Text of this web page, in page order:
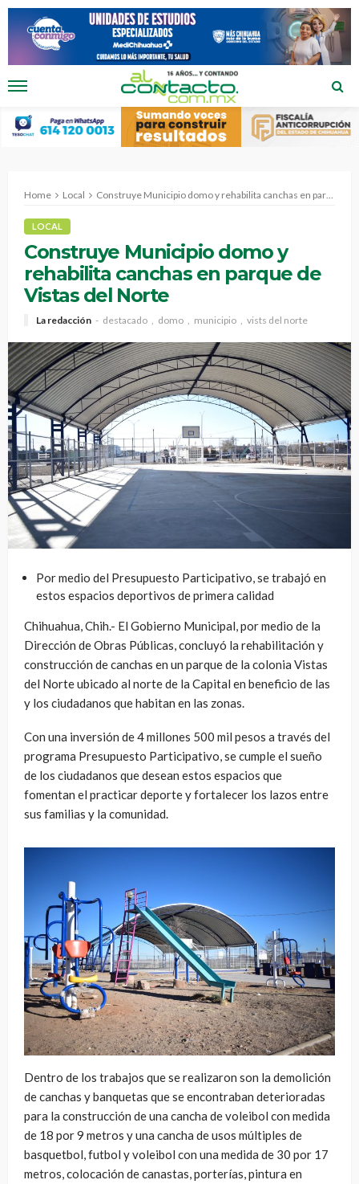
Home Local Construye Municipio domo y rehabilita canchas en parque de Vistas del Norte
LOCAL
Construye Municipio domo y
rehabilita canchas en parque de
Vistas del Norte
La redacción destacado domo municipio vists del norte
Por medio del Presupuesto Participativo, se trabajó en
estos espacios deportivos de primera calidad
Chihuahua, Chih.- El Gobierno Municipal, por medio de la
Dirección de Obras Públicas, concluyó la rehabilitación y
construcción de canchas en un parque de la colonia Vistas
del Norte ubicado al norte de la Capital en beneficio de las
y los ciudadanos que habitan en las zonas.
Con una inversión de 4 millones 500 mil pesos a través del
programa Presupuesto Participativo, se cumple el sueño
de los ciudadanos que desean estos espacios que
fomentan el practicar deporte y fortalecer los lazos entre
sus familias y la comunidad.
Dentro de los trabajos que se realizaron son la demolición
de canchas y banquetas que se encontraban deterioradas
para la construcción de una cancha de voleibol con medida
de 18 por 9 metros y una cancha de usos múltiples de
basquetbol, futbol y voleibol con una medida de 30 por 17
metros, colocación de canastas, porterías, pintura en